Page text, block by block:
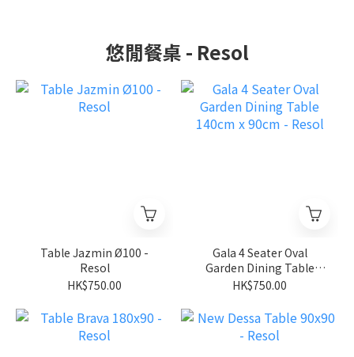
悠閒餐桌 - Resol
Table Jazmin Ø100 -
Resol
HK$750.00
Gala 4 Seater Oval
Garden Dining Table
HK$750.00